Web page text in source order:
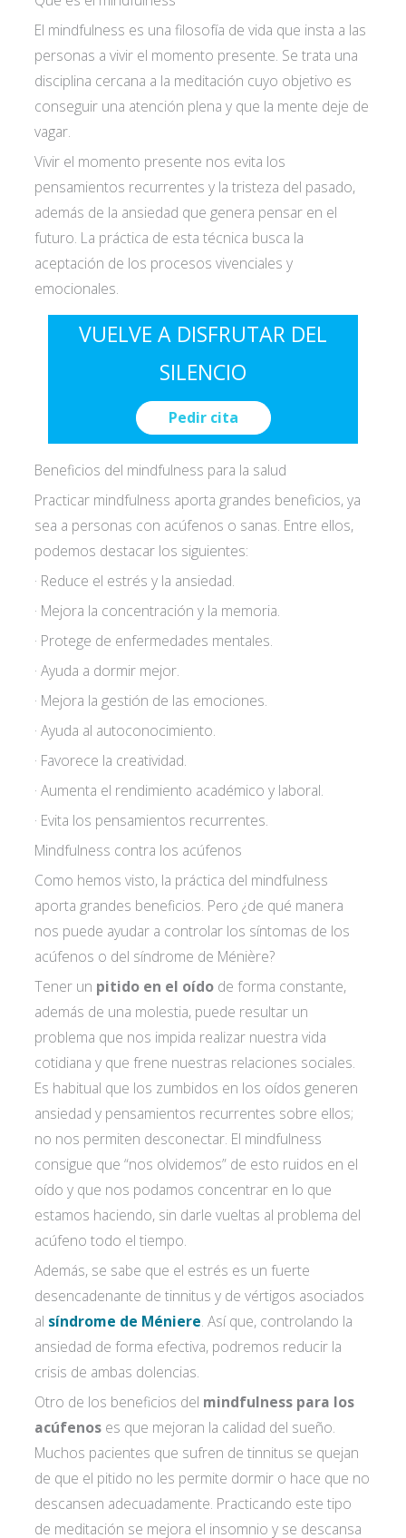
El mindfulness es una filosofía de vida que insta a las
personas a vivir el momento presente. Se trata una
disciplina cercana a la meditación cuyo objetivo es
conseguir una atención plena y que la mente deje de
vagar.
Vivir el momento presente nos evita los
pensamientos recurrentes y la tristeza del pasado,
además de la ansiedad que genera pensar en el
futuro. La práctica de esta técnica busca la
aceptación de los procesos vivenciales y
emocionales.
VUELVE A DISFRUTAR DEL
SILENCIO
Pedir cita
Acepto las
privacidad*
Beneficios del mindfulness para la salud
Practicar mindfulness aporta grandes beneficios, ya
sea a personas con acúfenos o sanas. Entre ellos,
podemos destacar los siguientes:
· Reduce el estrés y la ansiedad.
· Mejora la concentración y la memoria.
· Protege de enfermedades mentales.
· Ayuda a dormir mejor.
· Mejora la gestión de las emociones.
· Ayuda al autoconocimiento.
· Favorece la creatividad.
· Aumenta el rendimiento académico y laboral.
· Evita los pensamientos recurrentes.
Mindfulness contra los acúfenos
Como hemos visto, la práctica del mindfulness
aporta grandes beneficios. Pero ¿de qué manera
nos puede ayudar a controlar los síntomas de los
acúfenos o del síndrome de Ménière?
Tener un pitido en el oído de forma constante,
además de una molestia, puede resultar un
problema que nos impida realizar nuestra vida
cotidiana y que frene nuestras relaciones sociales.
Es habitual que los zumbidos en los oídos generen
ansiedad y pensamientos recurrentes sobre ellos;
no nos permiten desconectar. El mindfulness
consigue que “nos olvidemos” de esto ruidos en el
oído y que nos podamos concentrar en lo que
estamos haciendo, sin darle vueltas al problema del
acúfeno todo el tiempo.
Además, se sabe que el estrés es un fuerte
desencadenante de tinnitus y de vértigos asociados
al síndrome de Méniere. Así que, controlando la
ansiedad de forma efectiva, podremos reducir la
crisis de ambas dolencias.
Otro de los beneficios del mindfulness para los
acúfenos es que mejoran la calidad del sueño.
Muchos pacientes que sufren de tinnitus se quejan
de que el pitido no les permite dormir o hace que no
descansen adecuadamente. Practicando este tipo
de meditación se mejora el insomnio y se descansa